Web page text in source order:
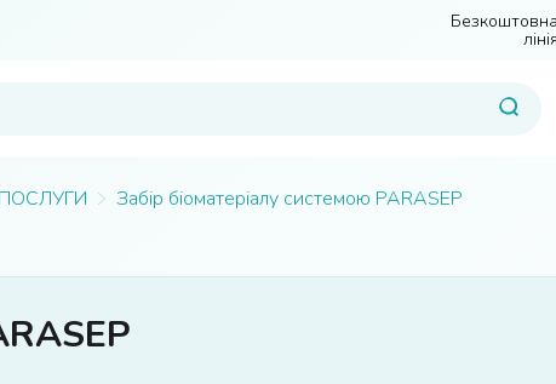
Безкоштовна
лінія
Забір біоматеріалу системою PARASEP